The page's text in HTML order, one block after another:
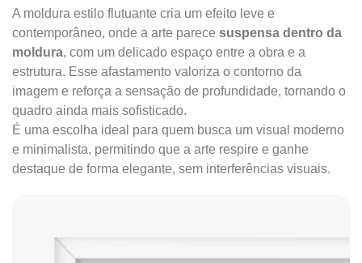
A moldura estilo flutuante cria um efeito leve e
contemporâneo, onde a arte parece suspensa dentro da
moldura, com um delicado espaço entre a obra e a
estrutura. Esse afastamento valoriza o contorno da
imagem e reforça a sensação de profundidade, tornando o
quadro ainda mais sofisticado.
É uma escolha ideal para quem busca um visual moderno
e minimalista, permitindo que a arte respire e ganhe
destaque de forma elegante, sem interferências visuais.